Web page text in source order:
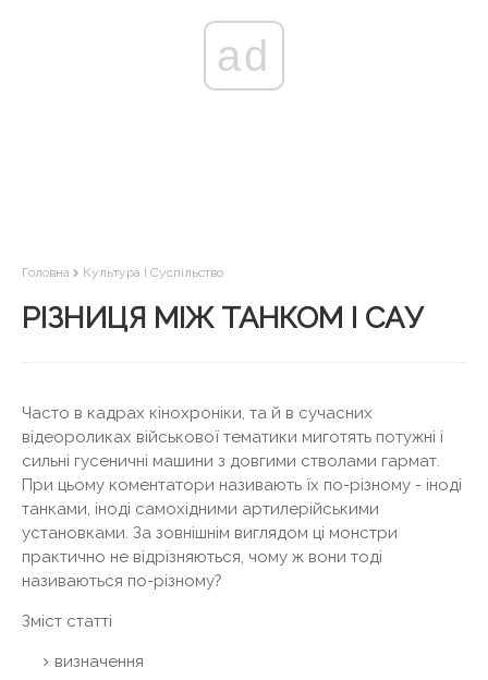
ad
Головна Культура І Суспільство
РІЗНИЦЯ МІЖ ТАНКОМ І САУ
Часто в кадрах кінохроніки, та й в сучасних
відеороликах військової тематики миготять потужні і
сильні гусеничні машини з довгими стволами гармат.
При цьому коментатори називають їх по-різному - іноді
танками, іноді самохідними артилерійськими
установками. За зовнішнім виглядом ці монстри
практично не відрізняються, чому ж вони тоді
називаються по-різному?
Зміст статті
визначення